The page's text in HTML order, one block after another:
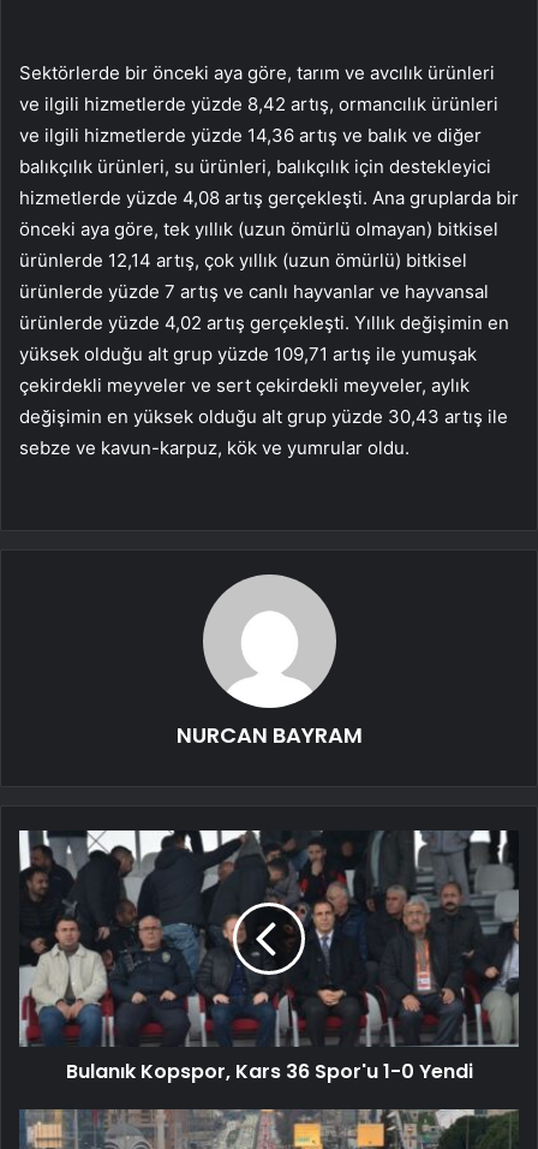
Sektörlerde bir önceki aya göre, tarım ve avcılık ürünleri
ve ilgili hizmetlerde yüzde 8,42 artış, ormancılık ürünleri
ve ilgili hizmetlerde yüzde 14,36 artış ve balık ve diğer
balıkçılık ürünleri, su ürünleri, balıkçılık için destekleyici
hizmetlerde yüzde 4,08 artış gerçekleşti. Ana gruplarda bir
önceki aya göre, tek yıllık (uzun ömürlü olmayan) bitkisel
ürünlerde 12,14 artış, çok yıllık (uzun ömürlü) bitkisel
ürünlerde yüzde 7 artış ve canlı hayvanlar ve hayvansal
ürünlerde yüzde 4,02 artış gerçekleşti. Yıllık değişimin en
yüksek olduğu alt grup yüzde 109,71 artış ile yumuşak
çekirdekli meyveler ve sert çekirdekli meyveler, aylık
değişimin en yüksek olduğu alt grup yüzde 30,43 artış ile
sebze ve kavun-karpuz, kök ve yumrular oldu.
NURCAN BAYRAM
Bulanık Kopspor, Kars 36 Spor'u 1-0 Yendi